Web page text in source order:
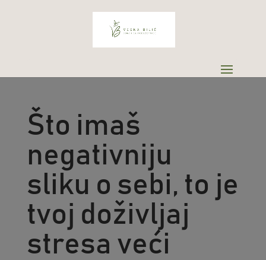
Što imaš
negativniju
sliku o sebi, to je
tvoj doživljaj
stresa veći